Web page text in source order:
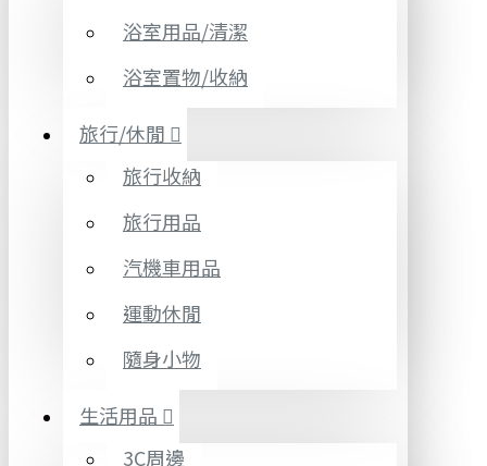
浴室用品/清潔
浴室置物/收納
旅行/休閒
旅行收納
旅行用品
汽機車用品
運動休閒
隨身小物
生活用品
3C周邊